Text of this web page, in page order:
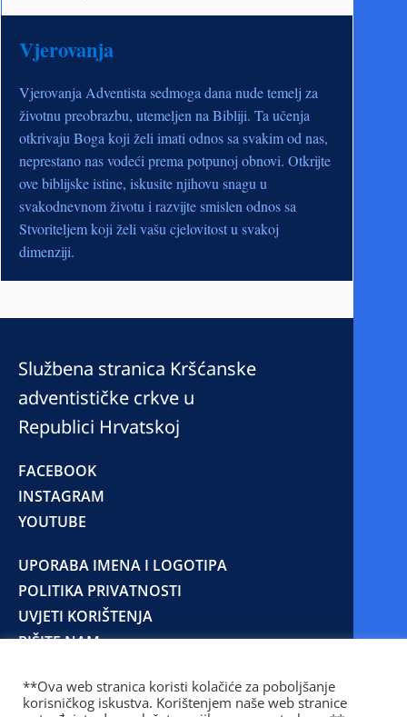
Vjerovanja
Vjerovanja Adventista sedmoga dana nude temelj za
životnu preobrazbu, utemeljen na Bibliji. Ta učenja
otkrivaju Boga koji želi imati odnos sa svakim od nas,
neprestano nas vodeći prema potpunoj obnovi. Otkrijte
ove biblijske istine, iskusite njihovu snagu u
svakodnevnom životu i razvijte smislen odnos sa
Stvoriteljem koji želi vašu cjelovitost u svakoj
dimenziji.
Službena stranica Kršćanske
adventističke crkve u
Republici Hrvatskoj
FACEBOOK
INSTAGRAM
YOUTUBE
UPORABA IMENA I LOGOTIPA
POLITIKA PRIVATNOSTI
UVJETI KORIŠTENJA
PIŠITE NAM
© 2025 Copyright © 2023 Kršćanska adventistička
**Ova web stranica koristi kolačiće za poboljšanje
korisničkog iskustva. Korištenjem naše web stranice